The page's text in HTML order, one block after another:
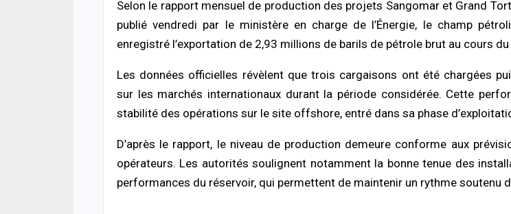
Selon le rapport mensuel de production des projets Sangomar et Grand
publié vendredi par le ministère en charge de l’Énergie, le champ
enregistré l’exportation de 2,93 millions de barils de pétrole brut au cours
Les données officielles révèlent que trois cargaisons ont été chargées
sur les marchés internationaux durant la période considérée. Cette
stabilité des opérations sur le site offshore, entré dans sa phase
D’après le rapport, le niveau de production demeure conforme aux
opérateurs. Les autorités soulignent notamment la bonne tenue des
performances du réservoir, qui permettent de maintenir un rythme soutenu
ACTUALITÉ À LA UNE
impliquée dans plus d’un cybercrime sur
deux, alerte Interpol
04/08/2026 à 11:57
Jaxaay : un enseignant de 32 ans
retrouvé mort à son domicile, une
enquête ouverte
04/08/2026 à 08:58
A LA UNE
donneurs
06/08/2026
Décès de
la famille
mourides
06/08/2026